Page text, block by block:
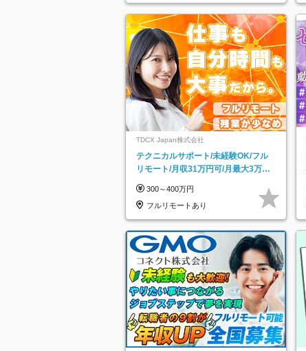
TDCX Japan株式会社
テクニカルサポート/未経験OK/フル
リモート/月収31万円可/月最大3万の
300～400万円
フルリモートあり